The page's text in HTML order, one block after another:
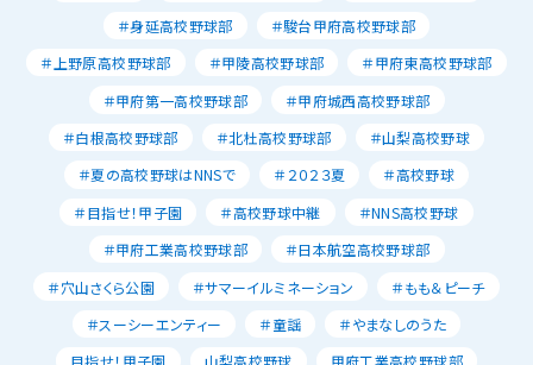
＃身延高校野球部
＃駿台甲府高校野球部
＃上野原高校野球部
＃甲陵高校野球部
＃甲府東高校野球部
＃甲府第一高校野球部
＃甲府城西高校野球部
＃白根高校野球部
＃北杜高校野球部
＃山梨高校野球
＃夏の高校野球はNNSで
＃２０２３夏
＃高校野球
＃目指せ！甲子園
＃高校野球中継
＃NNS高校野球
＃甲府工業高校野球部
＃日本航空高校野球部
＃穴山さくら公園
＃サマーイルミネーション
＃もも＆ピーチ
＃スーシーエンティー
＃童謡
＃やまなしのうた